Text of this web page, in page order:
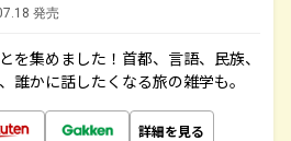
発売
を集めました！首都、言語、民族、
誰かに話したくなる旅の雑学も。
詳細を見る